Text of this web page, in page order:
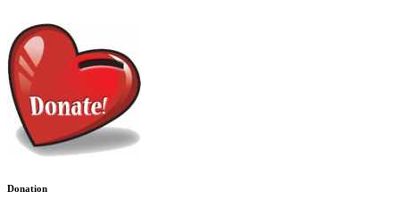
Donation